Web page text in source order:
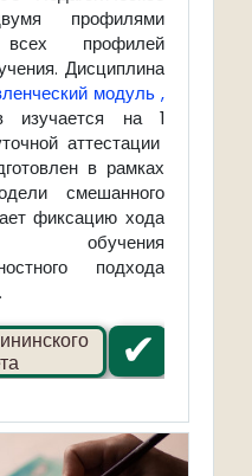
профилями
профилей
. Дисциплина
модуль ,
на 1
аттестации
в рамках
смешанного
фиксацию хода
обучения
подхода
✔